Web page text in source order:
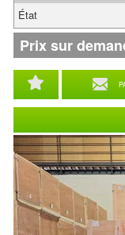
État
Prix sur